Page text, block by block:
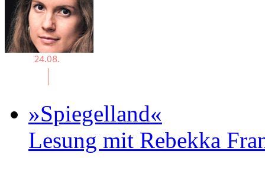
»Spiegelland«
Lesung mit Rebekka